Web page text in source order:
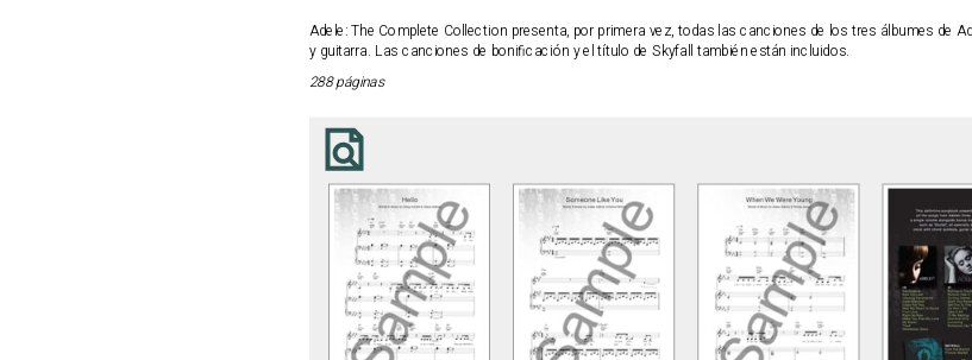
Adele: The Complete Collection presenta, por primera vez, todas las canciones de los tres álbumes de
y guitarra. Las canciones de bonificación y el título de Skyfall también están incluidos.
288 páginas